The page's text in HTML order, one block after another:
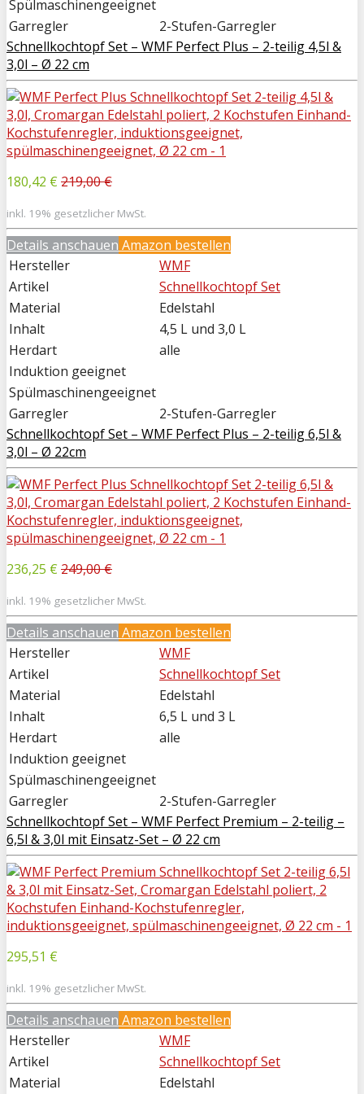
Spülmaschinengeeignet
Garregler
2-Stufen-Garregler
Schnellkochtopf Set – WMF Perfect Plus – 2-teilig 4,5l &
3,0l – Ø 22 cm
180,42 € 219,00 €
inkl. 19% gesetzlicher MwSt.
Details anschauen Amazon bestellen
Hersteller
WMF
Artikel
Schnellkochtopf Set
Material
Edelstahl
Inhalt
4,5 L und 3,0 L
Herdart
alle
Induktion geeignet
Spülmaschinengeeignet
Garregler
2-Stufen-Garregler
Schnellkochtopf Set – WMF Perfect Plus – 2-teilig 6,5l &
3,0l – Ø 22cm
236,25 € 249,00 €
inkl. 19% gesetzlicher MwSt.
Details anschauen Amazon bestellen
Hersteller
WMF
Artikel
Schnellkochtopf Set
Material
Edelstahl
Inhalt
6,5 L und 3 L
Herdart
alle
Induktion geeignet
Spülmaschinengeeignet
Garregler
2-Stufen-Garregler
Schnellkochtopf Set – WMF Perfect Premium – 2-teilig –
6,5l & 3,0l mit Einsatz-Set – Ø 22 cm
295,51 €
inkl. 19% gesetzlicher MwSt.
Details anschauen Amazon bestellen
Hersteller
WMF
Artikel
Schnellkochtopf Set
Material
Edelstahl